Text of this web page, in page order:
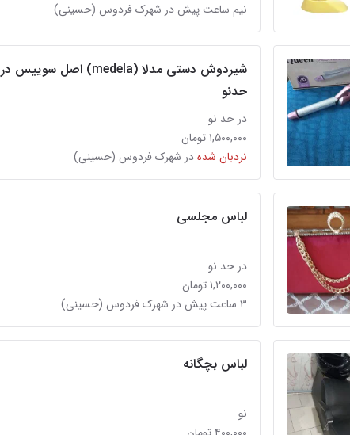
نیم ساعت پیش در شهرک فردوس (حسینی)
شیردوش دستی مدلا (medela) اصل سوییس در
حدنو
در حد نو
۱,۵۰۰,۰۰۰ تومان
نردبان شدهدر شهرک فردوس (حسینی)
لباس مجلسی
در حد نو
۱,۲۰۰,۰۰۰ تومان
۳ ساعت پیش در شهرک فردوس (حسینی)
لباس بچگانه
نو